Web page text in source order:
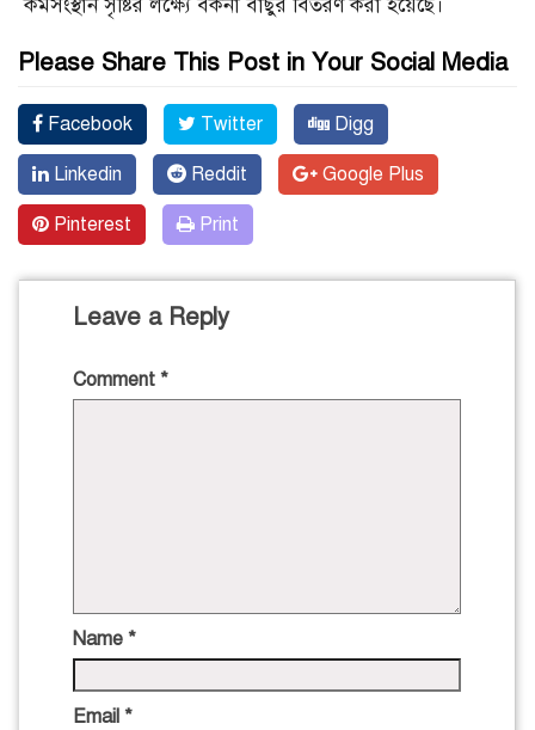
কর্মসংস্থান সৃষ্টির লক্ষ্যে বকনা বাছুর বিতরণ করা হয়েছে।
Please Share This Post in Your Social Media
Facebook Twitter Digg
Linkedin Reddit Google Plus
Pinterest Print
Leave a Reply
Comment *
Name *
Email *